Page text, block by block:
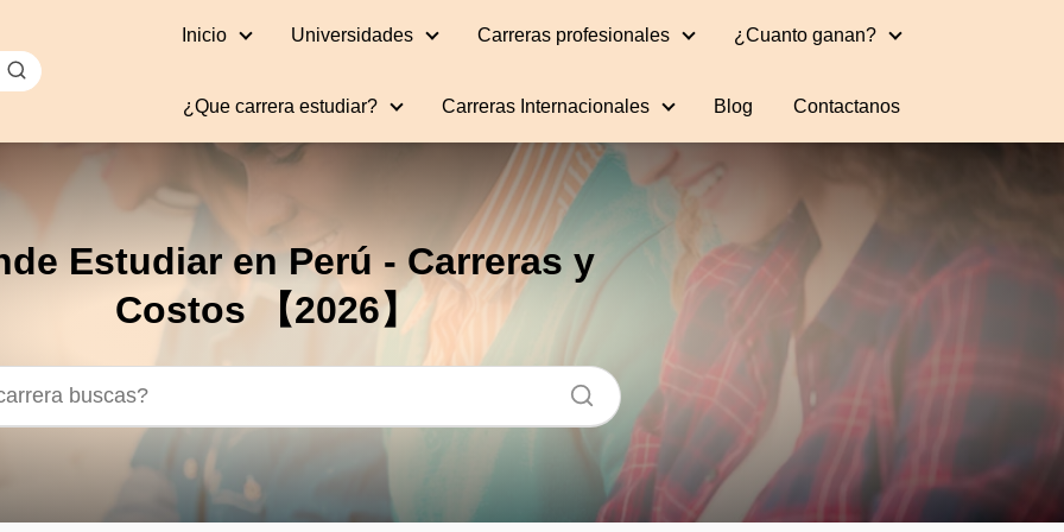
Inicio Universidades Carreras profesionales ¿Cuanto ganan?
¿Que carrera estudiar? Carreras Internacionales Blog Contactanos
Estudiar en Perú - Carreras y
Costos 【2026】